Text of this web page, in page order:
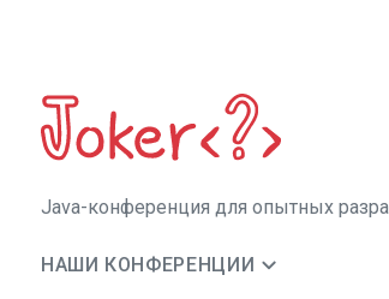
Java-конференция для опытных
НАШИ КОНФЕРЕНЦИИ